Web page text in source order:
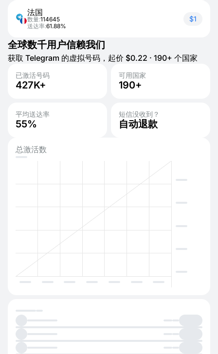
法国
数量:114645
送达率:61.88%
$1
全球数千用户信赖我们
获取 Telegram 的虚拟号码，起价 $0.22 · 190+ 个国家
已激活号码
427K+
可用国家
190+
平均送达率
55%
短信没收到？
自动退款
总激活数